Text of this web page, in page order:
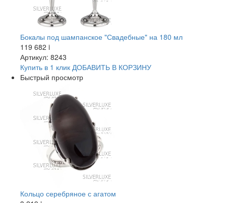
Бокалы под шампанское "Свадебные" на 180 мл
119 682 i
Артикул: 8243
Купить в 1 клик ДОБАВИТЬ В КОРЗИНУ
Быстрый просмотр
Кольцо серебряное с агатом